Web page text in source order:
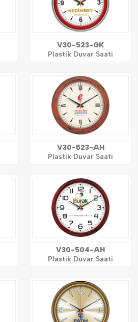
V30-523-GK
Plastik Duvar Saati
V30-523-AH
Plastik Duvar Saati
V30-504-AH
Plastik Duvar Saati